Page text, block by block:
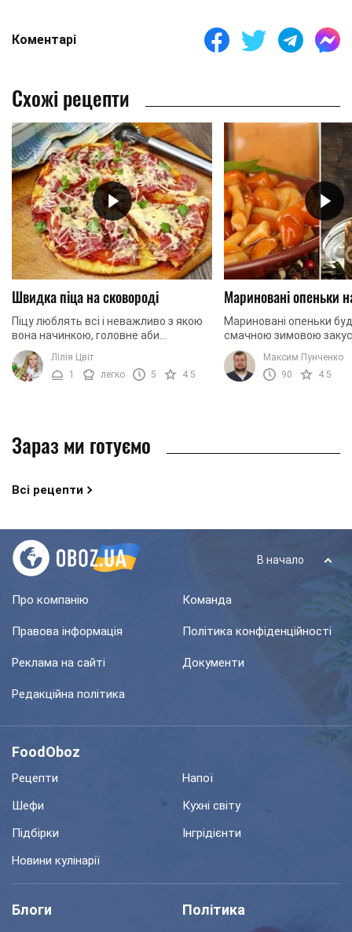
Коментарі
Схожі рецепти
Швидка піца на сковороді
Піцу люблять всі і неважливо з якою
вона начинкою, головне аби
побільше. В такому випадку, що може
бути краще, ніж приготувати її
самостійно з ...
Лілія Цвіт
1
легко 5 4.5
Мариновані опеньки
Мариновані опеньки
смачною зимовою
приготуємо їх разом!
Максим Пунченко
90
4.5
Зараз ми готуємо
Всі рецепти
В начало
Про компанію Команда
Правова інформація Політика конфіденційності
Реклама на сайті Документи
Редакційна політика
FoodOboz
Рецепти
Напої
Шефи
Кухні світу
Підбірки
Інгрідієнти
Новини кулінарії
Блоги Політика